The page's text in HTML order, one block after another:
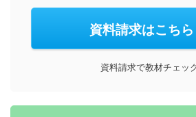
資料請求はこちら
資料請求で教材チェッ